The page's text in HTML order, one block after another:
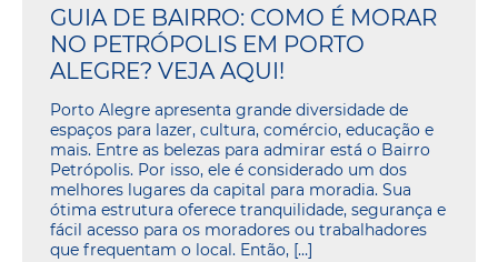
GUIA DE BAIRRO: COMO É MORAR
NO PETRÓPOLIS EM PORTO
ALEGRE? VEJA AQUI!
Porto Alegre apresenta grande diversidade de
espaços para lazer, cultura, comércio, educação e
mais. Entre as belezas para admirar está o Bairro
Petrópolis. Por isso, ele é considerado um dos
melhores lugares da capital para moradia. Sua
ótima estrutura oferece tranquilidade, segurança e
fácil acesso para os moradores ou trabalhadores
que frequentam o local. Então, […]